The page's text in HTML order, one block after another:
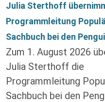
Julia Sterthoff
Programmleitung
Sachbuch bei den
Zum 1. August 2026
Julia Sterthoff die
Programmleitung
Sachbuch bei den